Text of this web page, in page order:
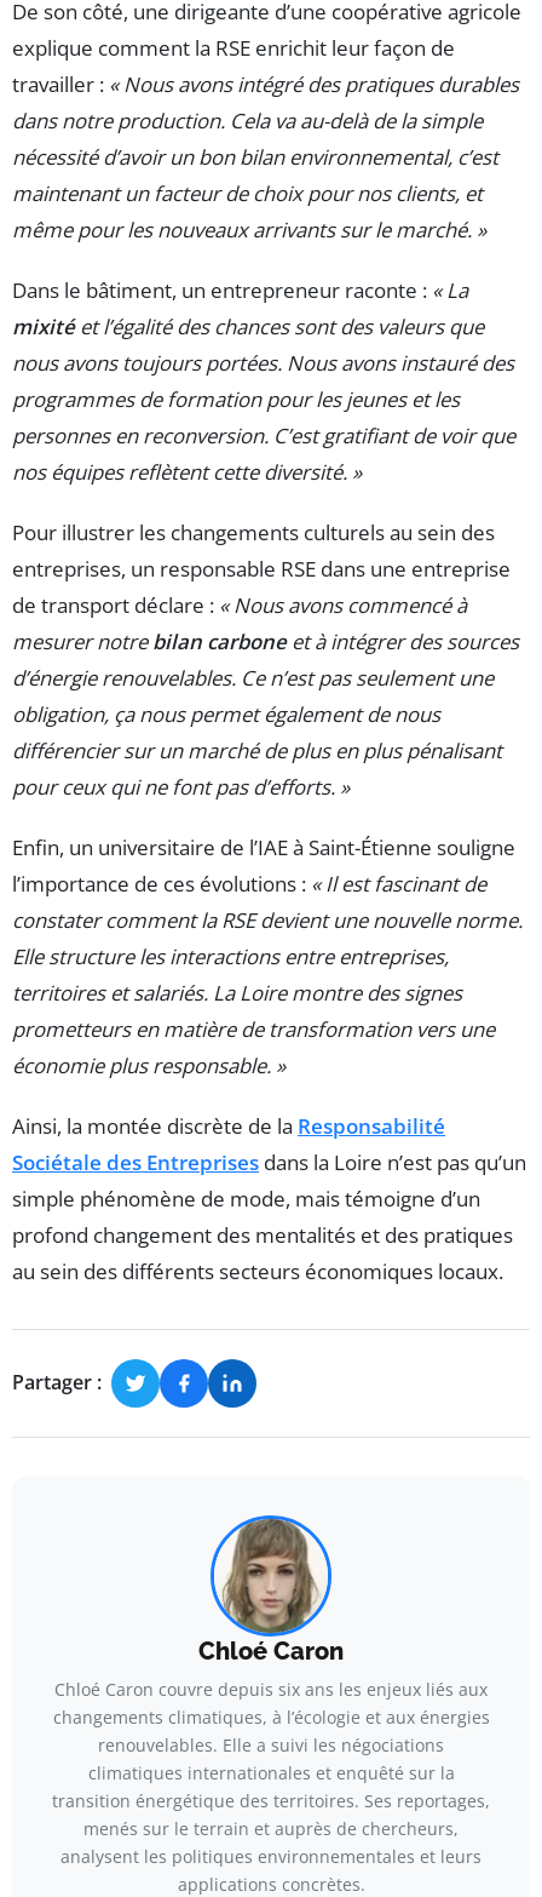
De son côté, une dirigeante d’une coopérative agricole
explique comment la RSE enrichit leur façon de
travailler : « Nous avons intégré des pratiques durables
dans notre production. Cela va au-delà de la simple
nécessité d’avoir un bon bilan environnemental, c’est
maintenant un facteur de choix pour nos clients, et
même pour les nouveaux arrivants sur le marché. »
Dans le bâtiment, un entrepreneur raconte : « La
mixitéet l’égalité des chances sont des valeurs que
nous avons toujours portées. Nous avons instauré des
programmes de formation pour les jeunes et les
personnes en reconversion. C’est gratifiant de voir que
nos équipes reflètent cette diversité. »
Pour illustrer les changements culturels au sein des
entreprises, un responsable RSE dans une entreprise
de transport déclare : « Nous avons commencé à
mesurer notrebilan carboneet à intégrer des sources
d’énergie renouvelables. Ce n’est pas seulement une
obligation, ça nous permet également de nous
différencier sur un marché de plus en plus pénalisant
pour ceux qui ne font pas d’efforts. »
Enfin, un universitaire de l’IAE à Saint-Étienne souligne
l’importance de ces évolutions : « Il est fascinant de
constater comment la RSE devient une nouvelle norme.
Elle structure les interactions entre entreprises,
territoires et salariés. La Loire montre des signes
prometteurs en matière de transformation vers une
économie plus responsable. »
Ainsi, la montée discrète de la Responsabilité
Sociétale des Entreprises dans la Loire n’est pas qu’un
simple phénomène de mode, mais témoigne d’un
profond changement des mentalités et des pratiques
au sein des différents secteurs économiques locaux.
Partager :
Chloé Caron
Chloé Caron couvre depuis six ans les enjeux liés aux
changements climatiques, à l’écologie et aux énergies
renouvelables. Elle a suivi les négociations
climatiques internationales et enquêté sur la
transition énergétique des territoires. Ses reportages,
menés sur le terrain et auprès de chercheurs,
analysent les politiques environnementales et leurs
applications concrètes.